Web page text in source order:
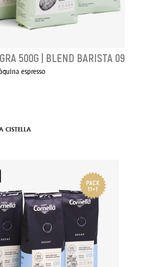
500G | BLEND BARISTA 09
espresso
CISTELLA